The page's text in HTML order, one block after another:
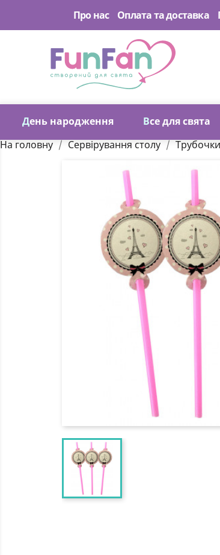
Про нас Оплата та доставка
День народження Все для свята
На головну Сервірування столу